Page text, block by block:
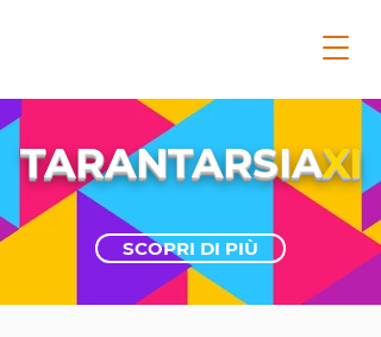
TARANTARSIAXI
SCOPRI DI PIÙ